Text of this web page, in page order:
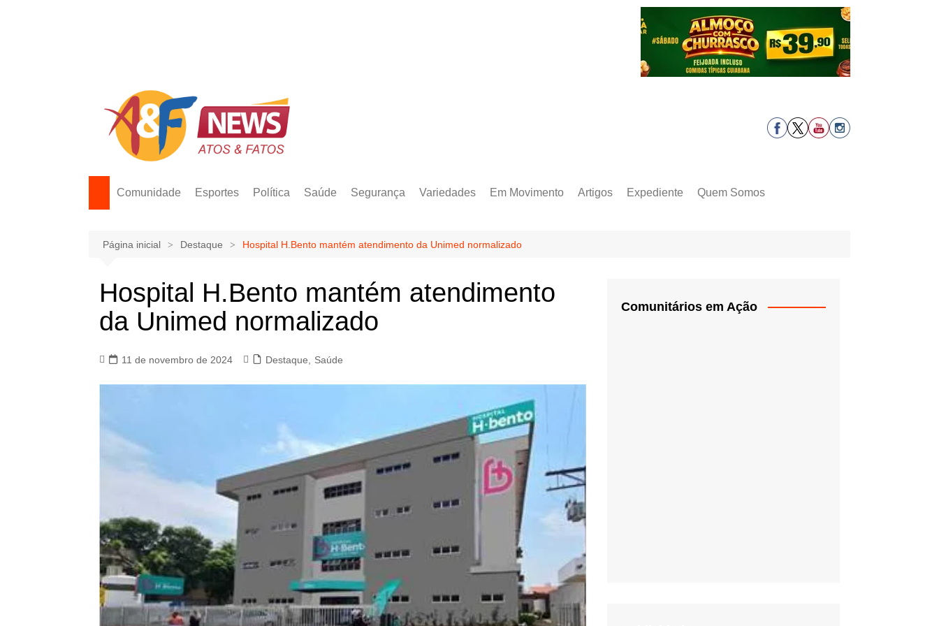
Comunidade Esportes Política Saúde Segurança Variedades Em Movimento Artigos Expediente Quem Somos
Página inicial Destaque Hospital H.Bento mantém atendimento da Unimed normalizado
Hospital H.Bento mantém atendimento
da Unimed normalizado
11 de novembro de 2024 Destaque Saúde
Comunitários em Ação